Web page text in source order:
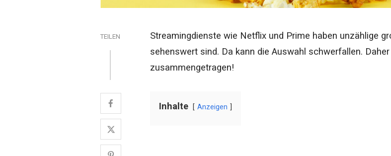
TEILEN
Streamingdienste wie Netflix und Prime haben unzählige
sehenswert sind. Da kann die Auswahl schwerfallen.
zusammengetragen!
Inhalte Anzeigen